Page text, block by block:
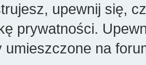
upewnij się,
prywatności.
umieszczone na